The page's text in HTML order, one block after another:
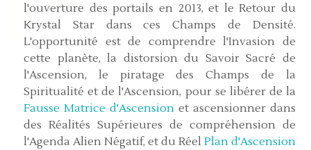
l'ouverture des portails en 2013, et le Retour du
Krystal Star dans ces Champs de Densité.
L'opportunité est de comprendre l'Invasion de
cette planète, la distorsion du Savoir Sacré de
l'Ascension, le piratage des Champs de la
Spiritualité et de l'Ascension, pour se libérer de la
Fausse Matrice d'Ascension et ascensionner dans
des Réalités Supérieures de compréhension de
l'Agenda Alien Négatif, et du Réel Plan d'Ascension